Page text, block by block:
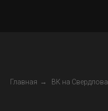
Главная → ВК на Свердлова